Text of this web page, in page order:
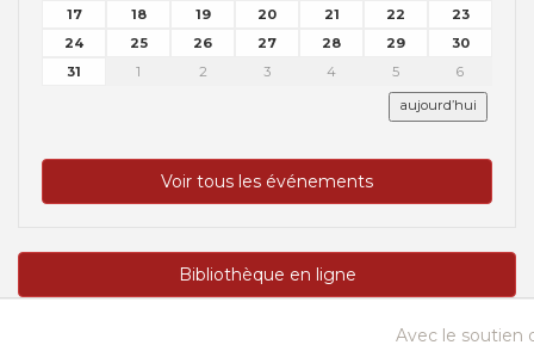
17
18 19 20 21 22
23
24
25 26 27 28 29
30
31
1 2 3 4 5 6
aujourd’hui
Voir tous les événements
Bibliothèque en ligne
Avec le soutien